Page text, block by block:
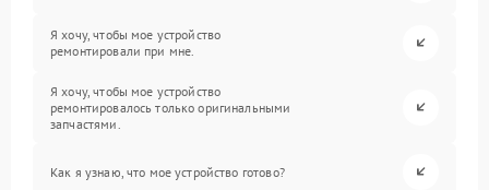
Я хочу, чтобы мое устройство
ремонтировали при мне.
Я хочу, чтобы мое устройство
ремонтировалось только оригинальными
запчастями.
Как я узнаю, что мое устройство готово?